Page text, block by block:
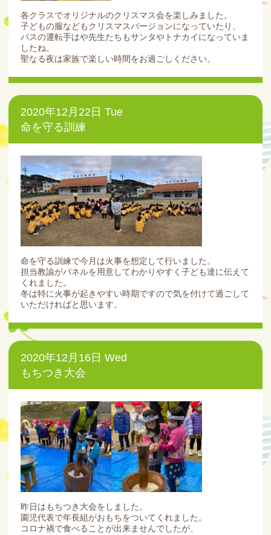
各クラスでオリジナルのクリスマス会を楽しみました。
子どもの服などもクリスマスバージョンになっていたり、
バスの運転手はや先生たちもサンタやトナカイになっていま
したね。
聖なる夜は家族で楽しい時間をお過ごしください。
2020年12月22日 Tue
命を守る訓練
命を守る訓練で今月は火事を想定して行いました。
担当教諭がパネルを用意してわかりやすく子ども達に伝えて
くれました。
冬は特に火事が起きやすい時期ですので気を付けて過ごして
いただければと思います。
2020年12月16日 Wed
もちつき大会
昨日はもちつき大会をしました。
園児代表で年長組がおもちをついてくれました。
コロナ禍で食べることが出来ませんでしたが、